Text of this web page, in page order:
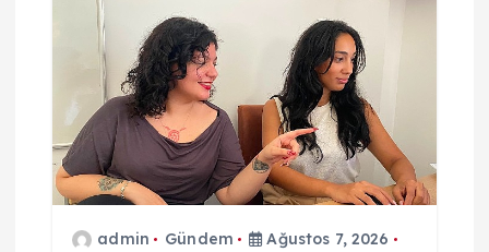
admin Gündem
Ağustos 7, 2026